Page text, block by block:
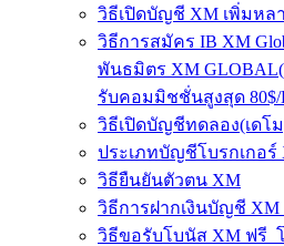
วิธีเปิดบัญชี XM เพิ่มหล
วิธีการสมัคร IB XM
พันธมิตร XM
รับคอมมิชชั่นสูงสุด 80$/
วิธีเปิดบัญชีทดลอง(เดโ
ประเภทบัญชีโบรกเกอร์
วิธียืนยันตัวตน XM
วิธีการฝากเงินบัญชี XM
วิธีขอรับโบนัส XM ฟรี